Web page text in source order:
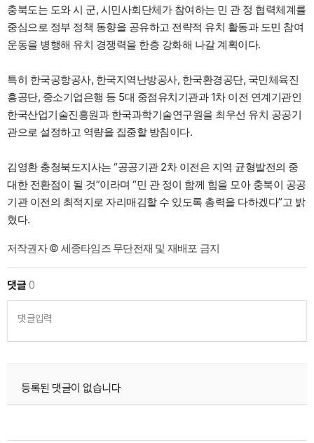
충북도는 도와 시 군, 시민사회단체가 참여하는 민 관 정 협력체계를
중심으로 정부 정책 동향을 공유하고 전략적 유치 활동과 도민 참여
운동을 병행해 유치 경쟁력을 한층 강화해 나갈 계획이다.
특히 한국공항공사, 한국지역난방공사, 한국환경공단, 국민체육진
흥공단, 중소기업은행 등 5대 중점유치기관과 1차 이전 연계기관인
한국산업기술진흥원과 한국과학기술연구원을 최우선 유치 공공기
관으로 설정하고 역량을 집중할 방침이다.
김영환 충청북도지사는 “공공기관 2차 이전은 지역 균형발전의 중
대한 전환점이 될 것”이라며 “민 관 정이 함께 힘을 모아 충북이 공공
기관 이전의 최적지로 자리매김할 수 있도록 총력을 다하겠다”고 밝
혔다.
저작권자 © 세종타임즈 무단전재 및 재배포 금지
댓글0
댓글입력
등록된 댓글이 없습니다